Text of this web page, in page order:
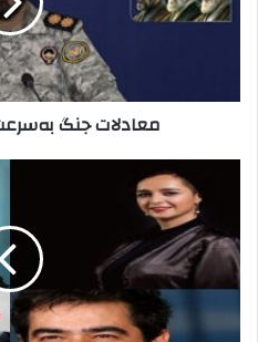
تغییر
معادلات جنگ
برخی
سلبریتی‌ها
برای
رو